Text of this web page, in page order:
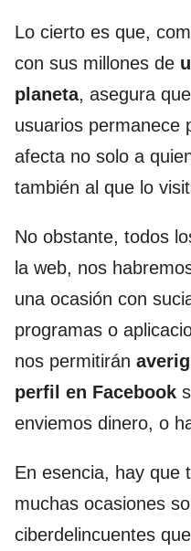
Lo cierto es que,
con sus millones de
planeta, asegura
usuarios permanece
afecta no solo a
también al que lo
No obstante, todos
la web, nos
una ocasión con
programas o
nos permitirán
perfil en Facebook
enviemos dinero, o
En esencia, hay que
muchas ocasiones
ciberdelincuentes